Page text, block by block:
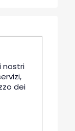
nostri
dei